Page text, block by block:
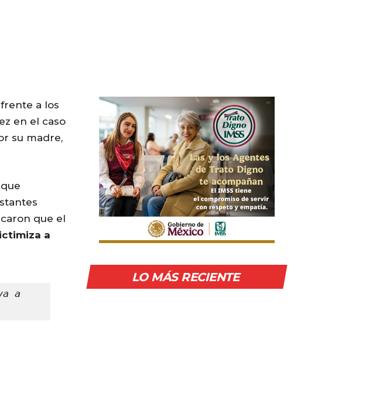
a los
en el caso
su madre,
que
que el
a
a
LO MÁS RECIENTE